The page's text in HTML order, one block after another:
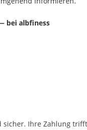
bei albfiness
sicher. Ihre Zahlung